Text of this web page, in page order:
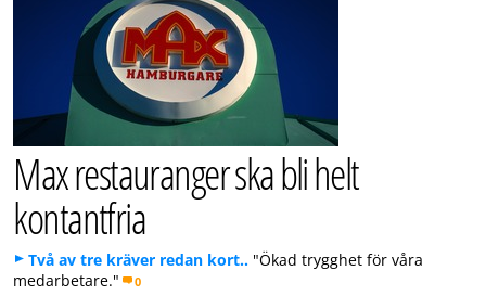
Max restauranger ska bli helt
kontantfria
Två av tre kräver redan kort.. "Ökad trygghet för våra
medarbetare."
0